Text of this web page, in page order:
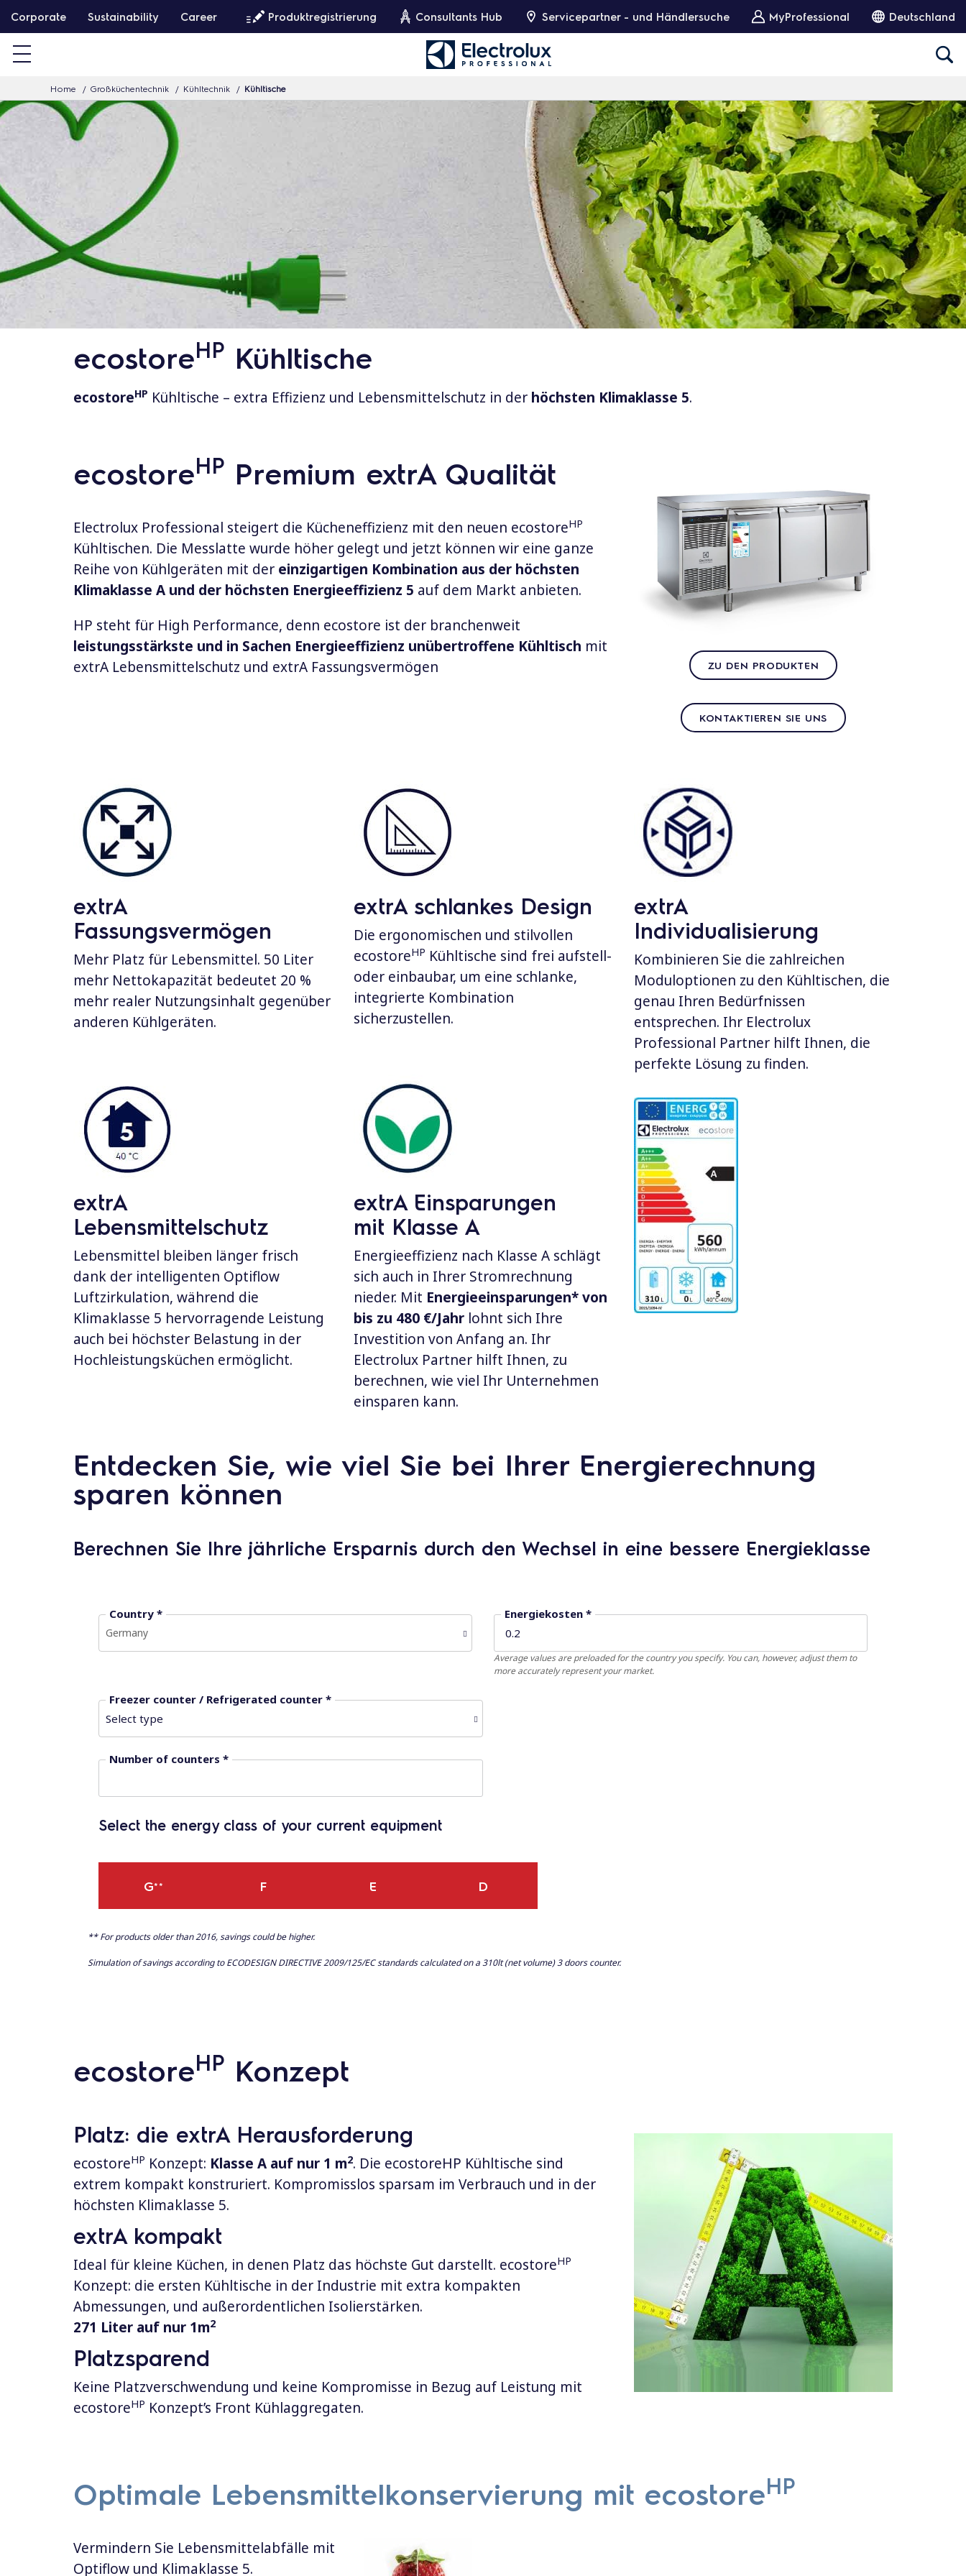
W
e
r
z
m
I
n
l
t
Corporate Sustainability Career Produktregistrierung Consultants Hub Servicepartner - und Händlersuche MyProfessional Deutschland
Home Großküchentechnik Kühltechnik Kühltische
ecostoreHP Kühltische
ecostoreHP Kühltische – extra Effizienz und Lebensmittelschutz in der höchsten Klimaklasse 5.
ecostoreHP Premium extrA Qualität
Electrolux Professional steigert die Kücheneffizienz mit den neuen ecostoreHP
Kühltischen. Die Messlatte wurde höher gelegt und jetzt können wir eine ganze
Reihe von Kühlgeräten mit der einzigartigen Kombination aus der höchsten
Klimaklasse A und der höchsten Energieeffizienz 5 auf dem Markt anbieten.
HP steht für High Performance, denn ecostore ist der branchenweit
leistungsstärkste und in Sachen Energieeffizienz unübertroffene Kühltisch mit
extrA Lebensmittelschutz und extrA Fassungsvermögen
ZU DEN PRODUKTEN
KONTAKTIEREN SIE UNS
extrA
Fassungsvermögen
Mehr Platz für Lebensmittel. 50 Liter
mehr Nettokapazität bedeutet 20 %
mehr realer Nutzungsinhalt gegenüber
anderen Kühlgeräten.
extrA schlankes Design
Die ergonomischen und stilvollen
ecostoreHP Kühltische sind frei aufstell-
oder einbaubar, um eine schlanke,
integrierte Kombination
sicherzustellen.
extrA
Individualisierung
Kombinieren Sie die zahlreichen
Moduloptionen zu den Kühltischen, die
genau Ihren Bedürfnissen
entsprechen. Ihr Electrolux
Professional Partner hilft Ihnen, die
perfekte Lösung zu finden.
extrA
Lebensmittelschutz
Lebensmittel bleiben länger frisch
dank der intelligenten Optiflow
Luftzirkulation, während die
Klimaklasse 5 hervorragende Leistung
auch bei höchster Belastung in der
Hochleistungsküchen ermöglicht.
extrA Einsparungen
mit Klasse A
Energieeffizienz nach Klasse A schlägt
sich auch in Ihrer Stromrechnung
nieder. Mit Energieeinsparungen* von
bis zu 480 €/Jahr lohnt sich Ihre
Investition von Anfang an. Ihr
Electrolux Partner hilft Ihnen, zu
berechnen, wie viel Ihr Unternehmen
einsparen kann.
Entdecken Sie, wie viel Sie bei Ihrer Energierechnung
sparen können
Berechnen Sie Ihre jährliche Ersparnis durch den Wechsel in eine bessere Energieklasse
Country *
Germany
Energiekosten *
Average values ​​are preloaded for the country you specify. You can, however, adjust them to
more accurately represent your market.
Freezer counter / Refrigerated counter *
Number of counters *
Select the energy class of your current equipment
G** F E D
** For products older than 2016, savings could be higher.
Simulation of savings according to ECODESIGN DIRECTIVE 2009/125/EC standards calculated on a 310lt (net volume) 3 doors counter.
ecostoreHP Konzept
Platz: die extrA Herausforderung
ecostoreHP Konzept: Klasse A auf nur 1 m2. Die ecostoreHP Kühltische sind
extrem kompakt konstruriert. Kompromisslos sparsam im Verbrauch und in der
höchsten Klimaklasse 5.
extrA kompakt
Ideal für kleine Küchen, in denen Platz das höchste Gut darstellt. ecostoreHP
Konzept: die ersten Kühltische in der Industrie mit extra kompakten
Abmessungen, und außerordentlichen Isolierstärken.
271 Liter auf nur 1m2
Platzsparend
Keine Platzverschwendung und keine Kompromisse in Bezug auf Leistung mit
ecostoreHP Konzept’s Front Kühlaggregaten.
Optimale Lebensmittelkonservierung mit ecostoreHP
Vermindern Sie Lebensmittelabfälle mit
Optiflow und Klimaklasse 5.